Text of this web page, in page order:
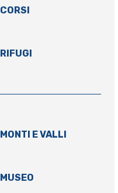
CORSI
RIFUGI
MONTI E VALLI
MUSEO